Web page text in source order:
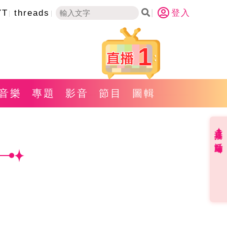
threads 登入
1
樂 專題 影音 節目 圖輯
直播✦活動